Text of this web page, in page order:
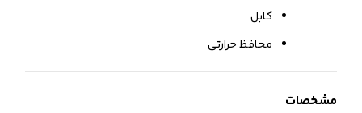
کابل
محافظ حرارتی
مشخصات